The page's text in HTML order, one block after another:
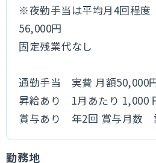
※夜勤手当は平均月4回程
56,000円
固定残業代なし
通勤手当 実費 月額50,000円
昇給あり 1月あたり 1,000
賞与あり 年2回 賞与月数
勤務地